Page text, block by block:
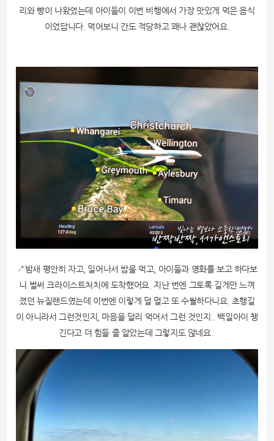
리와 빵이 나왔었는데 아이들이 이번 비행에서 가장 맛있게 먹은 음식
이었답니다. 먹어보니 간도 적당하고 꽤나 괜찮았어요.
↗밤새 평안히 자고, 일어나서 밥을 먹고, 아이들과 영화를 보고 하다보
니 벌써 크라이스트처치에 도착했어요. 지난 번엔 그토록 길게만 느껴
졌던 뉴질랜드였는데 이번엔 이렇게 덜 멀고 또 수월하다니요. 초행길
이 아니라서 그런것인지, 마음을 달리 먹어서 그런 것인지.. 백일아이 챙
긴다고 더 힘들 줄 알았는데 그렇지도 않네요.